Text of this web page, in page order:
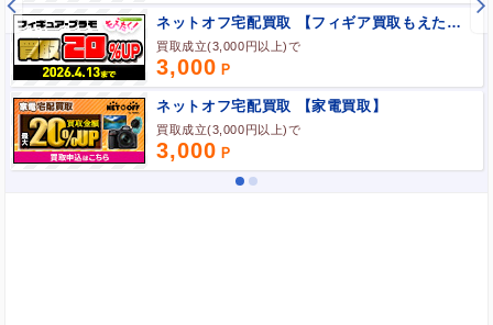
ネットオフ宅配買取 【フィギア買取もえたく】
買取成立(3,000円以上)で
3,000
ネットオフ宅配買取 【家電買取】
買取成立(3,000円以上)で
3,000